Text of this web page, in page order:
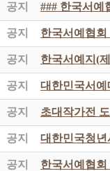
공지 ### 한국서예
공지 한국서예협회
공지 한국서예지(
공지 대한민국서예
공지 초대작가전
공지 대한민국청년
공지 한국서예협회